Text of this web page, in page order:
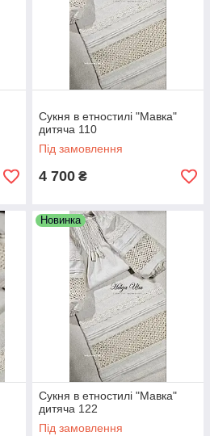
Сукня в етностилі "Мавка"
дитяча 110
Під замовлення
4 700 ₴
Новинка
Сукня в етностилі "Мавка"
дитяча 122
Під замовлення